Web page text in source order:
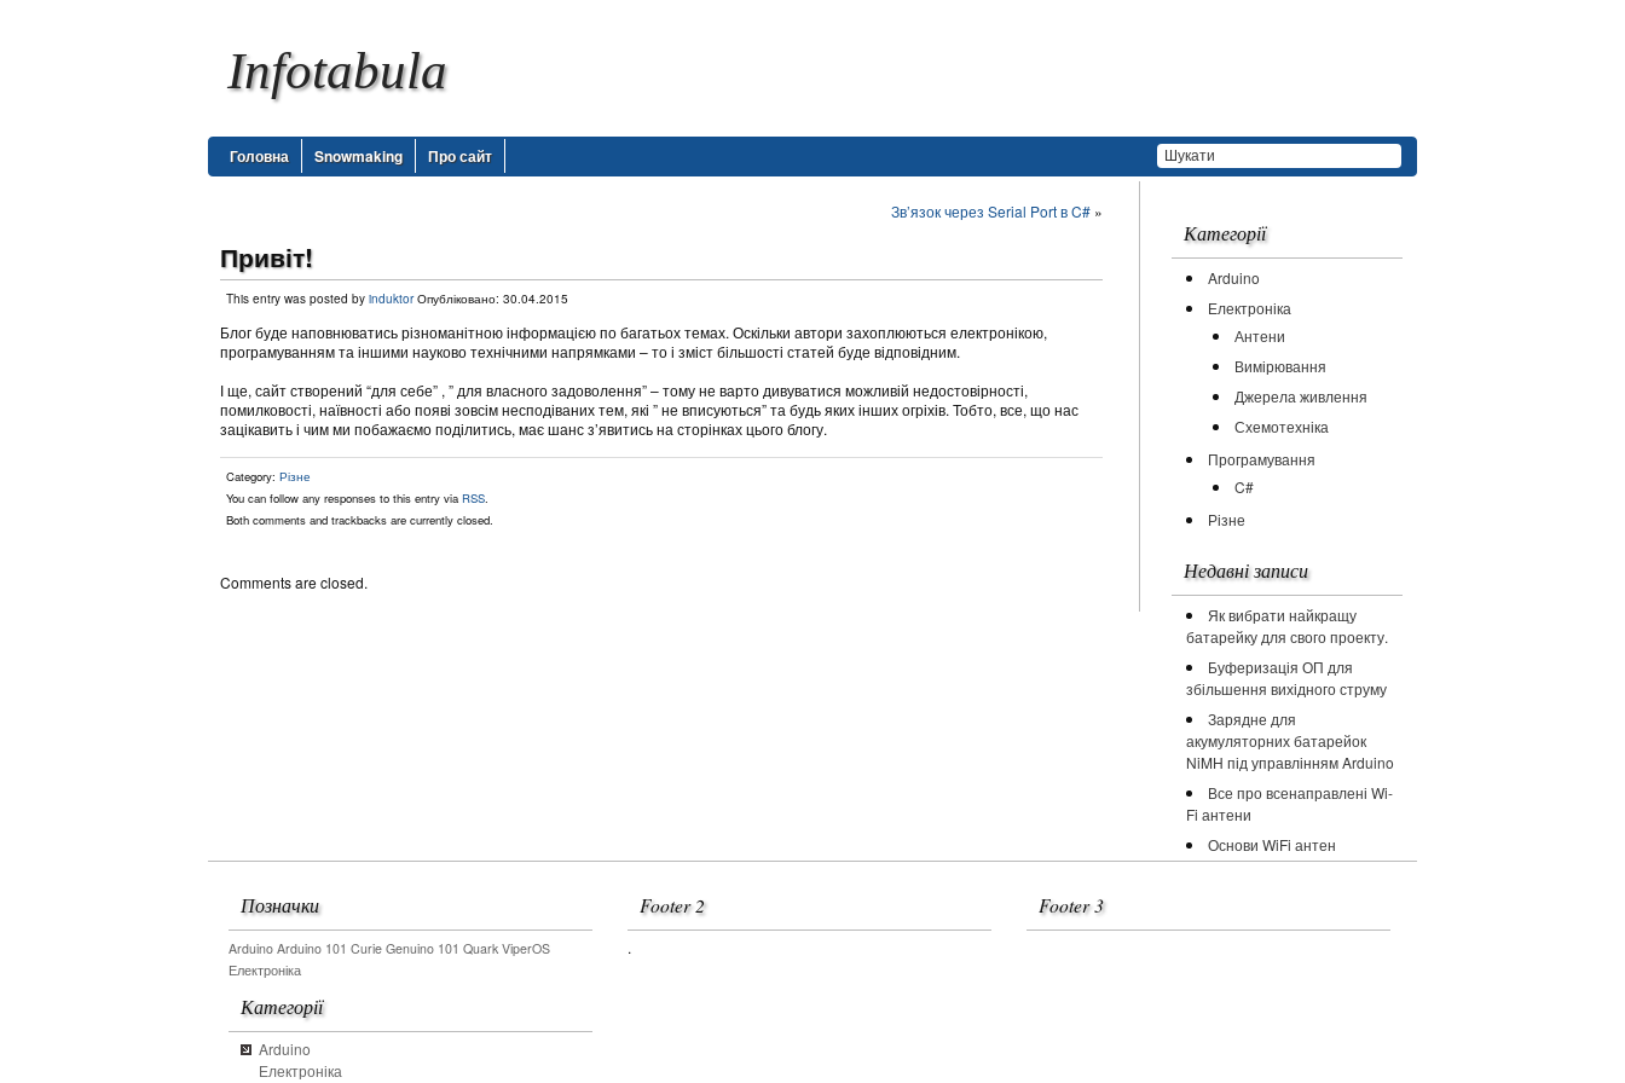
Infotabula
Головна Snowmaking Про сайт
Зв’язок через Serial Port в C# »
Привіт!
This entry was posted by induktorОпубліковано: 30.04.2015
Блог буде наповнюватись різноманітною інформацією по багатьох темах. Оскільки автори захоплюються електронікою,
програмуванням та іншими науково технічними напрямками – то і зміст більшості статей буде відповідним.
І ще, сайт створений “для себе” , ” для власного задоволення” – тому не варто дивуватися можливій недостовірності,
помилковості, наївності або появі зовсім несподіваних тем, які ” не вписуються” та будь яких інших огріхів. Тобто, все, що нас
зацікавить і чим ми побажаємо поділитись, має шанс з’явитись на сторінках цього блогу.
Category: Різне
You can follow any responses to this entry via RSS.
Both comments and trackbacks are currently closed.
Comments are closed.
Категорії
Arduino
Електроніка
Антени
Вимірювання
Джерела живлення
Схемотехніка
Програмування
C#
Різне
Недавні записи
Як вибрати найкращу
батарейку для свого проекту.
Буферизація ОП для
збільшення вихідного струму
Зарядне для
акумуляторних батарейок
NiMH під управлінням Arduino
Все про всенаправлені Wi-
Fi антени
Основи WiFi антен
Позначки
Arduino Arduino 101 Curie Genuino 101 Quark ViperOS
Електроніка
Категорії
Arduino
Електроніка
Footer 2
.
Footer 3